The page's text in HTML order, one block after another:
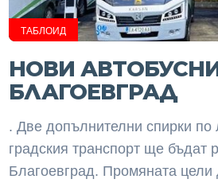
ТАБЛОИД
НОВИ
БЛАГОЕВГРАД
. Две допълнителни спирки
градския транспорт ще бъдат
Благоевград. Промяната цели